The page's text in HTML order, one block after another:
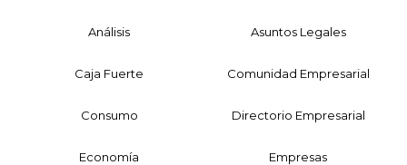
Análisis Asuntos Legales
Caja Fuerte Comunidad Empresarial
Consumo Directorio Empresarial
Economía Empresas